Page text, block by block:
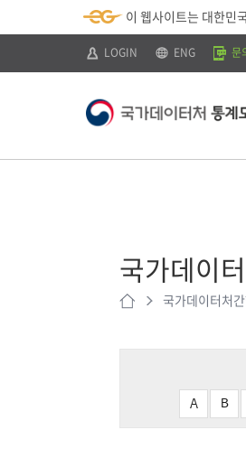
로
기
o
로
바
이 웹사이트는 대한민
LOGIN ENG 문
국가데이
국가데이터처
A B